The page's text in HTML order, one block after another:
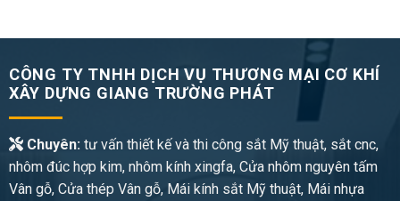
CÔNG TY TNHH DỊCH VỤ THƯƠNG MẠI CƠ KHÍ
XÂY DỰNG GIANG TRƯỜNG PHÁT
Chuyên:tư vấn thiết kế và thi công sắt Mỹ thuật, sắt cnc,
nhôm đúc hợp kim, nhôm kính xingfa, Cửa nhôm nguyên tấm
Vân gỗ, Cửa thép Vân gỗ, Mái kính sắt Mỹ thuật, Mái nhựa